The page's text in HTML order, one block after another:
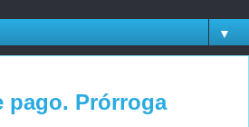
▼
pago. Prórroga